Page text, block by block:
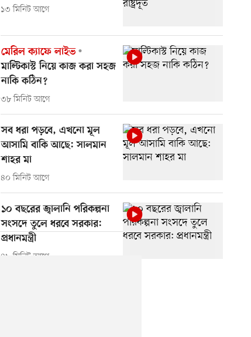
১৩ মিনিট আগে
মেরিল ক্যাফে লাইভ
মাল্টিকাস্ট নিয়ে কাজ করা সহজ
নাকি কঠিন?
৩৮ মিনিট আগে
সব ধরা পড়বে, এখনো মূল
আসামি বাকি আছে: সালমান
শাহর মা
৪০ মিনিট আগে
১০ বছরের জ্বালানি পরিকল্পনা
সংসদে তুলে ধরবে সরকার:
প্রধানমন্ত্রী
৪৯ মিনিট আগে